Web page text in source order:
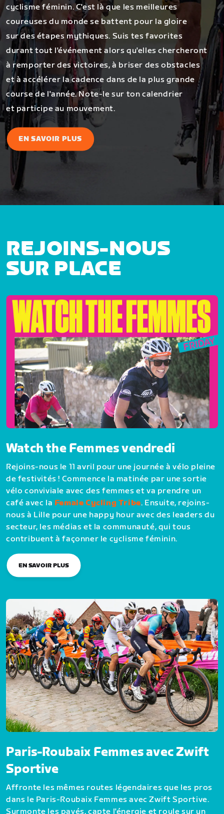
cyclisme féminin. C'est là que les meilleures
coureuses du monde se battent pour la gloire
sur des étapes mythiques. Suis tes favorites
durant tout l'événement alors qu'elles chercheront
à remporter des victoires, à briser des obstacles
et à accélérer la cadence dans de la plus grande
course de l'année. Note-le sur ton calendrier
et participe au mouvement.
EN SAVOIR PLUS
REJOINS-NOUS
SUR PLACE
Watch the Femmes vendredi
Rejoins-nous le 11 avril pour une journée à vélo pleine
de festivités ! Commence la matinée par une sortie
vélo conviviale avec des femmes et va prendre un
café avec la Female Cycling Tribe. Ensuite, rejoins-
nous à Lille pour une happy hour avec des leaders du
secteur, les médias et la communauté, qui tous
contribuent à façonner le cyclisme féminin.
EN SAVOIR PLUS
Paris-Roubaix Femmes avec Zwift
Sportive
Affronte les mêmes routes légendaires que les pros
dans le Paris-Roubaix Femmes avec Zwift Sportive.
Surmonte les pavés, capte l'énergie et roule sur un